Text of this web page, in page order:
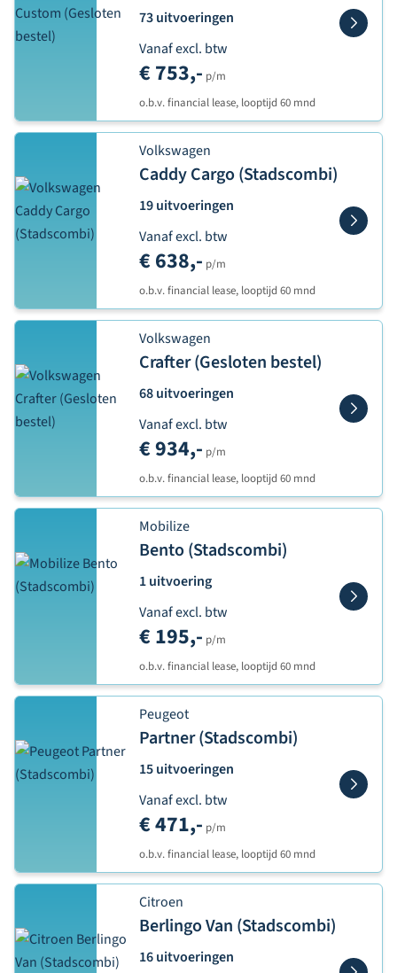
73 uitvoeringen
Vanaf excl. btw
€ 753,- p/m
o.b.v. financial lease, looptijd 60 mnd
Volkswagen
Caddy Cargo (Stadscombi)
19 uitvoeringen
Vanaf excl. btw
€ 638,- p/m
o.b.v. financial lease, looptijd 60 mnd
Volkswagen
Crafter (Gesloten bestel)
68 uitvoeringen
Vanaf excl. btw
€ 934,- p/m
o.b.v. financial lease, looptijd 60 mnd
Mobilize
Bento (Stadscombi)
1 uitvoering
Vanaf excl. btw
€ 195,- p/m
o.b.v. financial lease, looptijd 60 mnd
Peugeot
Partner (Stadscombi)
15 uitvoeringen
Vanaf excl. btw
€ 471,- p/m
o.b.v. financial lease, looptijd 60 mnd
Citroen
Berlingo Van (Stadscombi)
16 uitvoeringen